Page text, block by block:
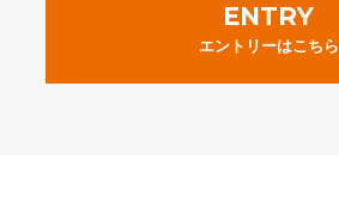
ENTRY
エントリーはこちら